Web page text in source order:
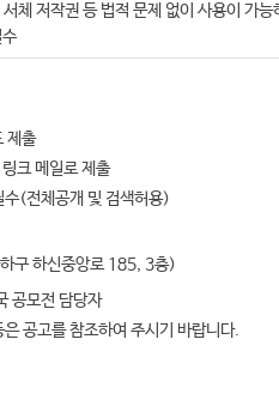
저작권 등 법적 문제 없이 사용이 가능
제출
크 메일로 제출
(전체공개 및 검색허용)
구 하신중앙로 185, 3층)
공모전 담당자
를 참조하여 주시기 바랍니다.